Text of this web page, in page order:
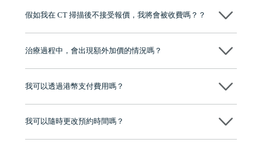
牌」、「2025香港企業領袖品牌」，是諾貝爾種植系統全球放心植牙中
至今已服務超過三十個國家和地區的顧客，受到粵港澳大灣區及周邊城
市市民極高的口碑評價及信任推薦 珠海、深圳設有八大分院，香港亦設
有咨詢及服務保障中心，有任何問題都可以隨時預約免費咨詢，讓人十
假如我在 CT 掃描後不接受報價，我將會被收費嗎？？
治療過程中，會出現額外加價的情況嗎？
我可以透過港幣支付費用嗎？
我可以隨時更改預約時間嗎？
可以，請盡早通過wechat或whatsapp聯絡我們，告知我們你原本預約的